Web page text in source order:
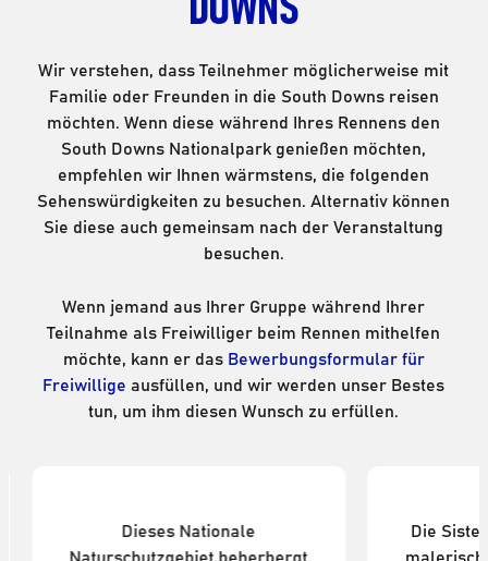
Wir verstehen, dass Teilnehmer möglicherweise mit
Familie oder Freunden in die South Downs reisen
möchten. Wenn diese während Ihres Rennens den
South Downs Nationalpark genießen möchten,
empfehlen wir Ihnen wärmstens, die folgenden
Sehenswürdigkeiten zu besuchen. Alternativ können
Sie diese auch gemeinsam nach der Veranstaltung
besuchen.
Wenn jemand aus Ihrer Gruppe während Ihrer
Teilnahme als Freiwilliger beim Rennen mithelfen
möchte, kann er das Bewerbungsformular für
Freiwillige ausfüllen, und wir werden unser Bestes
tun, um ihm diesen Wunsch zu erfüllen.
Dieses Nationale
Die